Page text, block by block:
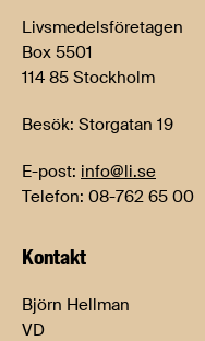
Livsmedelsföretagen
Box 5501
114 85 Stockholm
Besök: Storgatan 19
E-post: info@li.se
Telefon: 08-762 65 00
Kontakt
Björn Hellman
VD